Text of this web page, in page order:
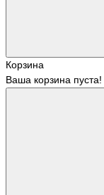
Корзина
Ваша корзина пуста!